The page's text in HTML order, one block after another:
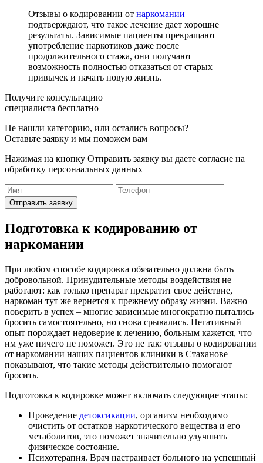
Отзывы о кодировании от наркомании
подтверждают, что такое лечение дает хорошие
результаты. Зависимые пациенты прекращают
употребление наркотиков даже после
продолжительного стажа, они получают
возможность полностью отказаться от старых
привычек и начать новую жизнь.
Получите консультацию
специалиста бесплатно
Не нашли категорию, или остались вопросы?
Оставьте заявку и мы поможем вам
Нажимая на кнопку Отправить заявку вы даете согласие на
обработку персонаальных данных
Отправить заявку
Подготовка к кодированию от
наркомании
При любом способе кодировка обязательно должна быть
добровольной. Принудительные методы воздействия не
работают: как только препарат прекратит свое действие,
наркоман тут же вернется к прежнему образу жизни. Важно
поверить в успех – многие зависимые многократно пытались
бросить самостоятельно, но снова срывались. Негативный
опыт порождает недоверие к лечению, больным кажется, что
им уже ничего не поможет. Это не так: отзывы о кодировании
от наркомании наших пациентов клиники в Стаханове
показывают, что такие методы действительно помогают
бросить.
Подготовка к кодировке может включать следующие этапы:
Проведение детоксикации, организм необходимо
очистить от остатков наркотического вещества и его
метаболитов, это поможет значительно улучшить
физическое состояние.
Психотерапия. Врач настраивает больного на успешный